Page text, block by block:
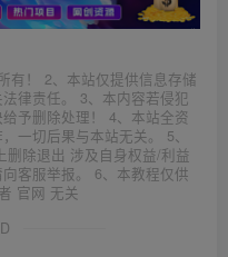
有！ 2、本站仅提供信息存储
律责任。 3、本内容若侵犯
予删除处理！ 4、本站全资
一切后果与本站无关。 5、
删除退出 涉及自身权益/利益
客服举报。 6、本教程仅供
官网 无关